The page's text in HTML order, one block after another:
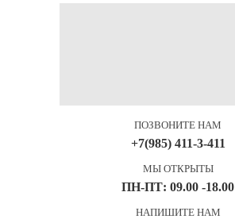
ПОЗВОНИТЕ НАМ
+7(985) 411-3-411
МЫ ОТКРЫТЫ
ПН-ПТ: 09.00 -18.00
НАПИШИТЕ НАМ